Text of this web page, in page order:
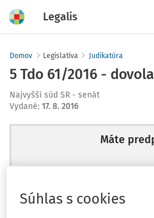
Legalis
Domov Legislatíva Judikatúra
5 Tdo 61/2016 -
Najvyšší súd SR - senát
Vydané: 17. 8. 2016
Máte
Ups, zatiaľ ste si
Súhlas s cookies